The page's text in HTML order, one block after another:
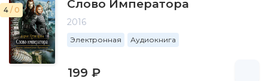
4 / 0 Слово Императора
2016
Электронная Аудиокнига
199 ₽